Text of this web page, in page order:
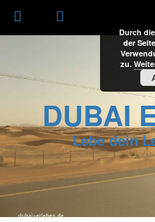
DUBAI
Lebe dein
Durch
der
zu.